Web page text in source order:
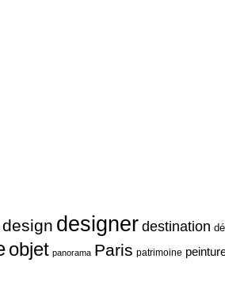
design designer destination
objet panorama Paris patrimoine